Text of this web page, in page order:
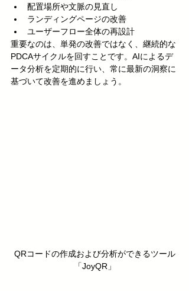
配置場所や文脈の見直し
ランディングページの改善
ユーザーフロー全体の再設計
重要なのは、単発の改善ではなく、継続的な
PDCAサイクルを回すことです。AIによるデ
ータ分析を定期的に行い、常に最新の洞察に
基づいて改善を進めましょう。
QRコードの作成および分析ができるツール
「JoyQR」